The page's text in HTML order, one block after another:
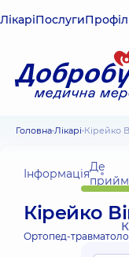
ЛікаріПослуги
Головна Лікарі Кірейко
ІнформаціяДе
Кірейко
Ортопед-